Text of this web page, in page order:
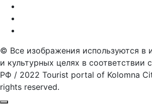
© Все изображения используются в
и культурных целях в соответствии
РФ / 2022 Tourist portal of Kolomna
rights reserved.